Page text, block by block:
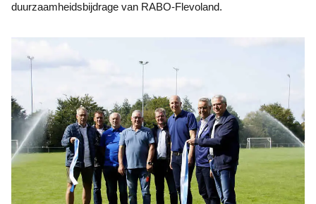
duurzaamheidsbijdrage van RABO-Flevoland.